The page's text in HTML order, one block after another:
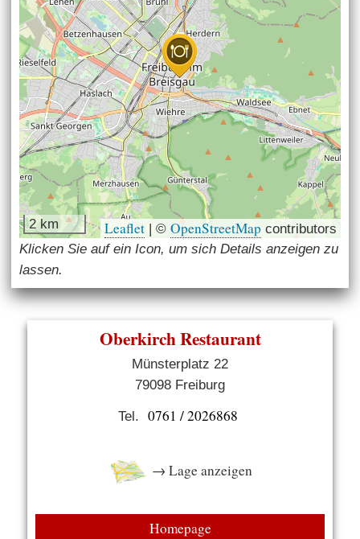
2 km Leaflet | © OpenStreetMap contributors
Klicken Sie auf ein Icon, um sich Details anzeigen zu
lassen.
Oberkirch Restaurant
Münsterplatz 22
79098 Freiburg
Tel. 0761 / 2026868
→ Lage anzeigen
Homepage